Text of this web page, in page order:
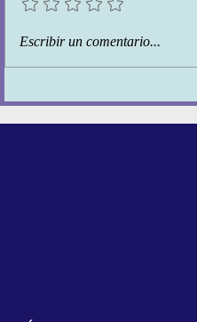
cuerpo
Escribir un comentario...